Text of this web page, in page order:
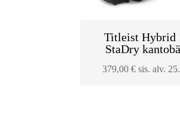
Titleist Hybrid
StaDry
379,00€ sis. alv.